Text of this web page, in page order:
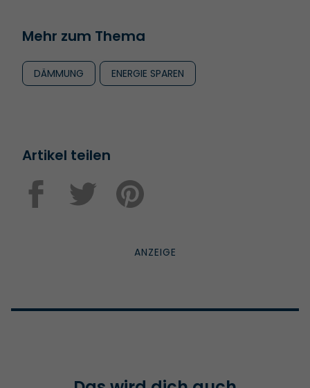
Mehr zum Thema
DÄMMUNG ENERGIE SPAREN
Artikel teilen